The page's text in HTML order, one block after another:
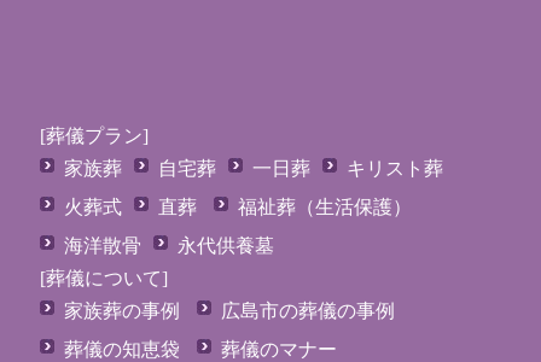
[葬儀プラン]
家族葬
自宅葬 一日葬
キリスト葬
火葬式
直葬
福祉葬（生活保護）
海洋散骨
永代供養墓
[葬儀について]
家族葬の事例
広島市の葬儀の事例
葬儀の知恵袋
葬儀のマナー